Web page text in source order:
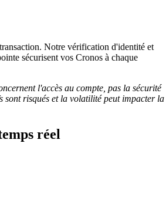
Notre vérification d'identité et
sécurisent vos Cronos à chaque
l'accès au compte, pas la sécurité
sont risqués et la volatilité peut impacter la
réel